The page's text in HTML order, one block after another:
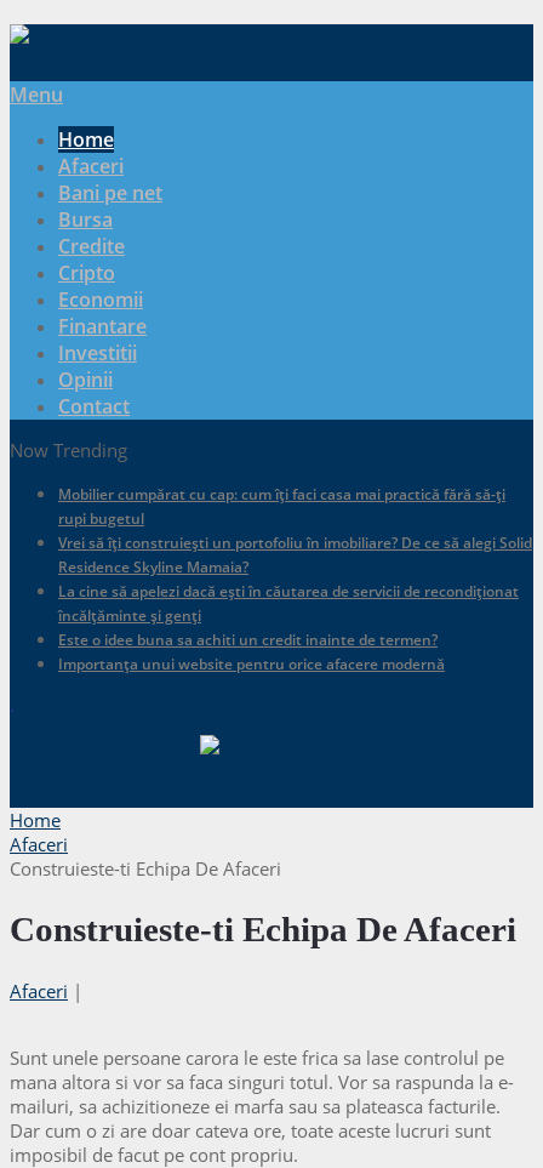
Menu
Home
Afaceri
Bani pe net
Bursa
Credite
Cripto
Economii
Finantare
Investitii
Opinii
Contact
Now Trending
Mobilier cumpărat cu cap: cum îți faci casa mai practică fără să-ți
rupi bugetul
Vrei să îți construiești un portofoliu în imobiliare? De ce să alegi Solid
Residence Skyline Mamaia?
La cine să apelezi dacă ești în căutarea de servicii de recondiționat
încălțăminte și genți
Este o idee buna sa achiti un credit inainte de termen?
Importanța unui website pentru orice afacere modernă
.
Home
Afaceri
Construieste-ti Echipa De Afaceri
Construieste-ti Echipa De Afaceri
Afaceri |
Sunt unele persoane carora le este frica sa lase controlul pe
mana altora si vor sa faca singuri totul. Vor sa raspunda la e-
mailuri, sa achizitioneze ei marfa sau sa plateasca facturile.
Dar cum o zi are doar cateva ore, toate aceste lucruri sunt
imposibil de facut pe cont propriu.